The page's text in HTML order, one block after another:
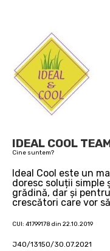
IDEAL COOL
Cine suntem?
Ideal Cool este un
doresc soluții simple
grădină, dar și
crescători care vor
CUI: 41799178 din 22.10.2019
J40/13150/30.07.2021